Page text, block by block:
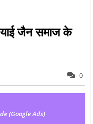
जैन समाज के
0
(Google Ads)